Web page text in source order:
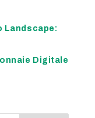
Landscape:
Digitale